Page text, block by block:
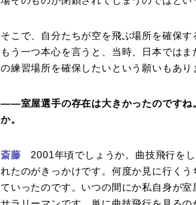
そこで、自分たちが空を飛ぶ場所を確保
もう一つ本心を言うと、当時、日本では
の練習場所を確保したいという願いもあり
――室屋選手の存在は大きかったのですね
か。
斎藤 2001年頃でしょうか。曲技飛行を
れたのがきっかけです。何度か見に行く
ていったのです。いつの間にか私自身が